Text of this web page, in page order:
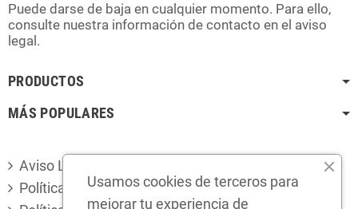
Puede darse de baja en cualquier momento. Para ello,
consulte nuestra información de contacto en el aviso
legal.
PRODUCTOS
MÁS POPULARES
Aviso Legal
Política de privacidadUsamos cookies de terceros para
mejorar tu experiencia de